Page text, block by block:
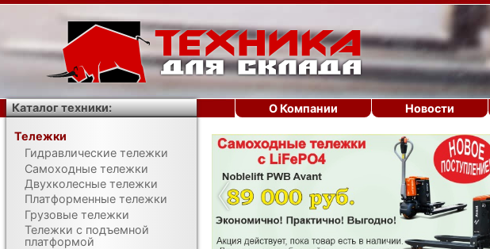
‹
О Компании Новости
Каталог техники:
Тележки
Гидравлические тележки
Самоходные тележки
Двухколесные тележки
Платформенные тележки
Грузовые тележки
Тележки с подъемной
платформой